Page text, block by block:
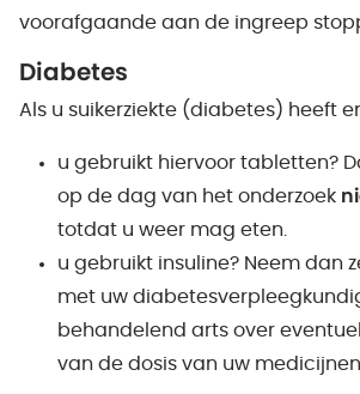
voorafgaande aan de ingreep
Diabetes
Als u suikerziekte (diabetes) heeft
u gebruikt hiervoor tabletten?
op de dag van het onderzoek
totdat u weer mag eten.
u gebruikt insuline? Neem dan
met uw
behandelend arts over
van de dosis van uw medicijnen.